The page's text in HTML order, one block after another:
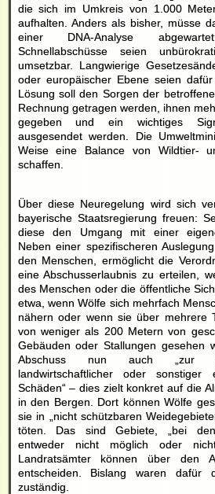
die sich im Umkreis von 1.000
aufhalten. Anders als bisher, müsse
einer DNA-Analyse
Schnellabschüsse seien
umsetzbar. Langwierige
oder europäischer Ebene seien
Lösung soll den Sorgen der
Rechnung getragen werden, ihnen
gegeben und ein wichtiges
ausgesendet werden. Die
Weise eine Balance von Wildtier-
schaffen.
Über diese Neuregelung wird sich
bayerische Staatsregierung freuen:
diese den Umgang mit einer
Neben einer spezifischeren
den Menschen, ermöglicht die
eine Abschusserlaubnis zu erteilen,
des Menschen oder die öffentliche
etwa, wenn Wölfe sich mehrfach
nähern oder wenn sie über mehrere
von weniger als 200 Metern von
Gebäuden oder Stallungen gesehen
Abschuss nun auch „zur
landwirtschaftlicher oder sonstiger
Schäden“ – dies zielt konkret auf die
in den Bergen. Dort können Wölfe
sie in „nicht schützbaren
töten. Das sind Gebiete, „bei
entweder nicht möglich oder
Landratsämter können über den
entscheiden. Bislang waren dafür
zuständig.